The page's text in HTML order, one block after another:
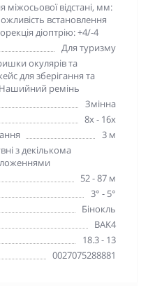
міжосьової відстані, мм:
встановлення
діоптрію: +4/-4
Для туризму
окулярів та
для зберігання та
ремінь
Змінна
8х - 16х
3 м
з декількома
52 - 87 м
3° - 5°
Бінокль
BAK4
18.3 - 13
0027075288881